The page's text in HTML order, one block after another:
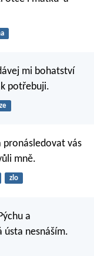
mi bohatství
potřebuji.
pronásledovat vás
mně.
zlo
a
ústa nesnáším.